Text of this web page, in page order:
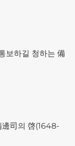
보하길 청하는 備
邊司의 啓(1648-